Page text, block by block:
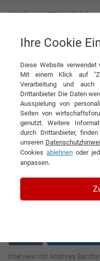
Gruppo Barchetti
Interviews
Interview mit Andreas
Ihre Cookie
Diese Website verwendet
Mit einem Klick auf
Verarbeitung und
Drittanbieter. Die Daten
Ausspielung von
Seiten von
genutzt. Weitere
durch Drittanbieter,
unseren
Cookies ablehnen oder
anpassen.